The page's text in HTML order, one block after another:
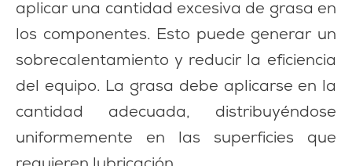
aplicar una cantidad excesiva de grasa en
los componentes. Esto puede generar un
sobrecalentamiento y reducir la eficiencia
del equipo. La grasa debe aplicarse en la
cantidad adecuada, distribuyéndose
uniformemente en las superficies que